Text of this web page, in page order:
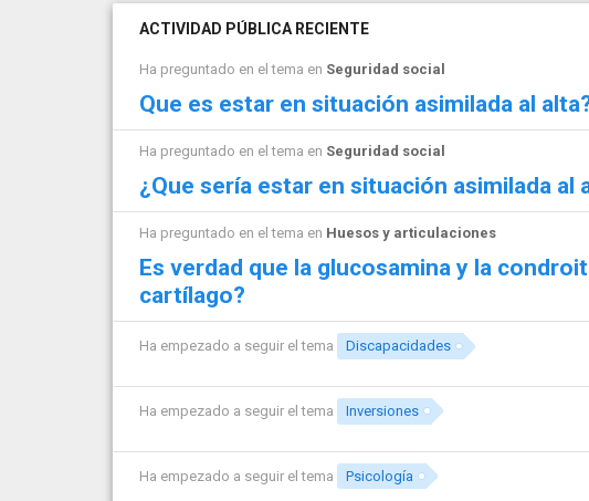
ACTIVIDAD PÚBLICA RECIENTE
Ha preguntado en el tema en Seguridad social
Que es estar en situación asimilada al
Ha preguntado en el tema en Seguridad social
¿Que sería estar en situación asimilada al
Ha preguntado en el tema en Huesos y articulaciones
Es verdad que la glucosamina y la
cartílago?
Ha empezado a seguir el tema Discapacidades
Ha empezado a seguir el tema Inversiones
Ha empezado a seguir el tema Psicología